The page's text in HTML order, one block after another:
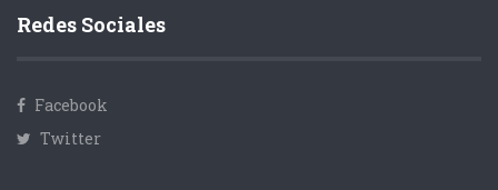
Redes Sociales
Facebook
Twitter